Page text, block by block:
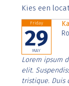
Aenean
Kies een
Friday
29
MAY
Lorem ipsum
elit.
tristique. Duis